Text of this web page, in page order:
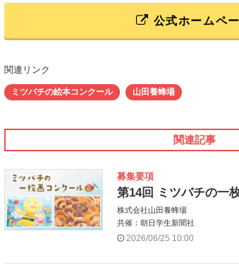
公式ホームペ
関連リンク
ミツバチの絵本コンクール 山田養蜂場
関連記事
募集要項
第14回 ミツバチの一
株式会社山田養蜂場
共催：朝日学生新聞社
2026/06/25 10:00